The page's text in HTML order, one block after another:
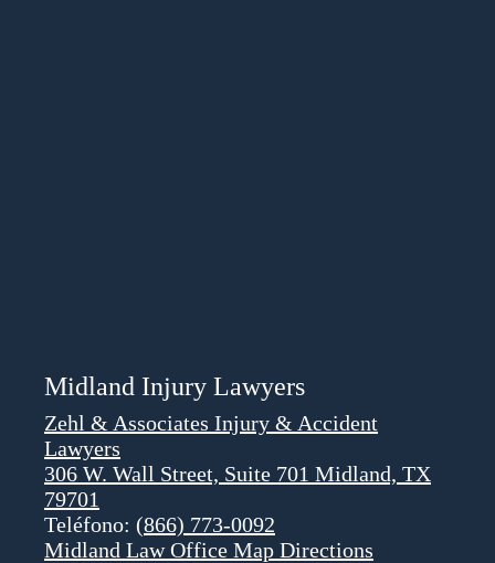
Midland Injury Lawyers
Zehl & Associates Injury & Accident
Lawyers
306 W. Wall Street, Suite 701 Midland, TX
79701
Teléfono: (866) 773-0092
Midland Law Office Map Directions